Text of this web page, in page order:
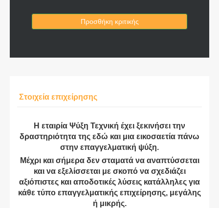
Προσθήκη κριτικής
Στοιχεία επιχείρησης
Η εταιρία Ψύξη Τεχνική έχει ξεκινήσει την
δραστηριότητα της εδώ και μια εικοσαετία πάνω
στην επαγγελματική ψύξη.
Μέχρι και σήμερα δεν σταματά να αναπτύσσεται
και να εξελίσσεται με σκοπό να σχεδιάζει
αξιόπιστες και αποδοτικές λύσεις κατάλληλες για
κάθε τύπο επαγγελματικής επιχείρησης, μεγάλης
ή μικρής.